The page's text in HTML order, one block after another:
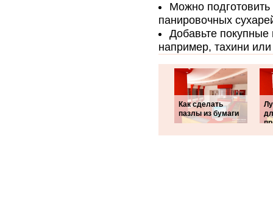
Можно
панировочных
Добавьте
например, тахини
Как сделать
пазлы из бумаги